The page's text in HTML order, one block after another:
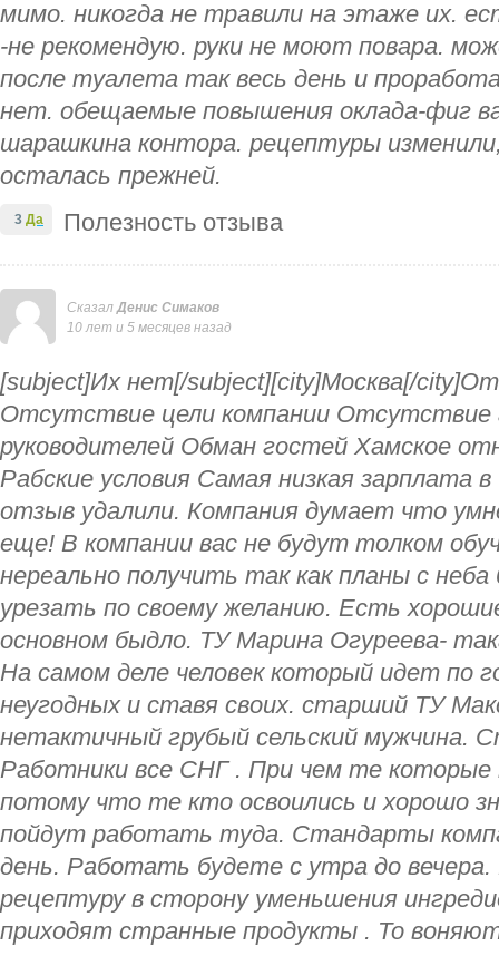
мимо. никогда не травили на этаже их.
-не рекомендую. руки не моют повара.
после туалета так весь день и
нет. обещаемые повышения оклада-фиг
шарашкина контора. рецептуры
осталась прежней.
Полезность отзыва
3 Да
СказалДенис Симаков
10 лет и 5 месяцев назад
[subject]Их нет[/subject][city]Москва[/
Отсутствие цели компании
руководителей Обман гостей Хамское
Рабские условия Самая низкая зарплата
отзыв удалили. Компания думает что
еще! В компании вас не будут толком
нереально получить так как планы с
урезать по своему желанию. Есть
основном быдло. ТУ Марина Огуреева-
На самом деле человек который идет по
неугодных и ставя своих. старший ТУ
нетактичный грубый сельский мужчина.
Работники все СНГ . При чем те которые
потому что те кто освоились и хорошо
пойдут работать туда. Стандарты
день. Работать будете с утра до
рецептуру в сторону уменьшения
приходят странные продукты . То